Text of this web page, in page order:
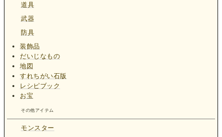
道具
武器
防具
装飾品
だいじなもの
地図
すれちがい石版
レシピブック
お宝
その他アイテム
モンスター